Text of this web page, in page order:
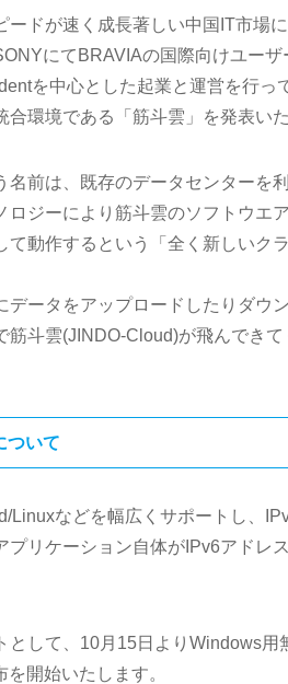
ードが速く成長著しい中国IT市場
にてBRAVIAの国際向けユー
を中心とした起業と運営を行っ
合環境である「筋斗雲」を発表い
名前は、既存のデータセンター
ロジーにより筋斗雲のソフトウエ
て動作するという「全く新しいク
データをアップロードしたりダウ
筋斗雲(JINDO-Cloud)が飛んでき
ついて
Linuxなどを幅広くサポートし、
プリケーション自体がIPv6アドレ
として、10月15日よりWindows用
開始いたします。